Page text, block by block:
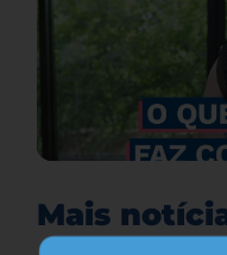
Mais